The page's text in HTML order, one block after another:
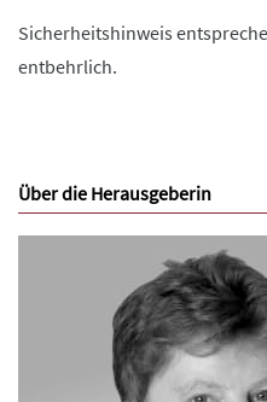
Sicherheitshinweis
entbehrlich.
Über die Herausgeberin